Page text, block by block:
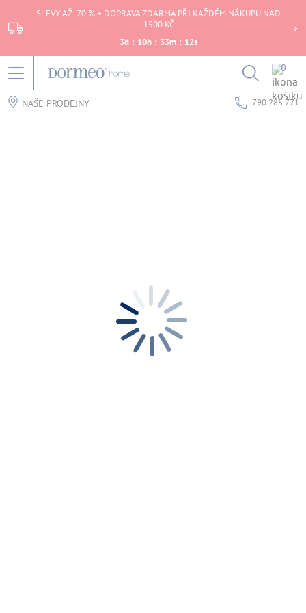
SLEVY AŽ -70 % + DOPRAVA ZDARMA PŘI KAŽDÉM NÁKUPU NAD
1500 KČ
3d : 10h : 33m : 12s
0
NAŠE PRODEJNY 790 285 771